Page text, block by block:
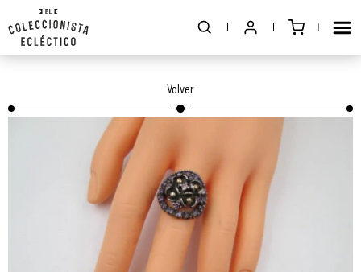
Volver